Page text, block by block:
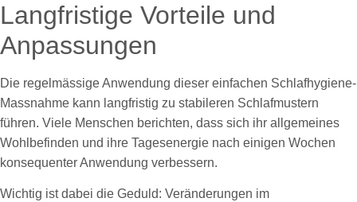
Langfristige Vorteile und
Anpassungen
Die regelmässige Anwendung dieser einfachen Schlafhygiene-
Massnahme kann langfristig zu stabileren Schlafmustern
führen. Viele Menschen berichten, dass sich ihr allgemeines
Wohlbefinden und ihre Tagesenergie nach einigen Wochen
konsequenter Anwendung verbessern.
Wichtig ist dabei die Geduld: Veränderungen im